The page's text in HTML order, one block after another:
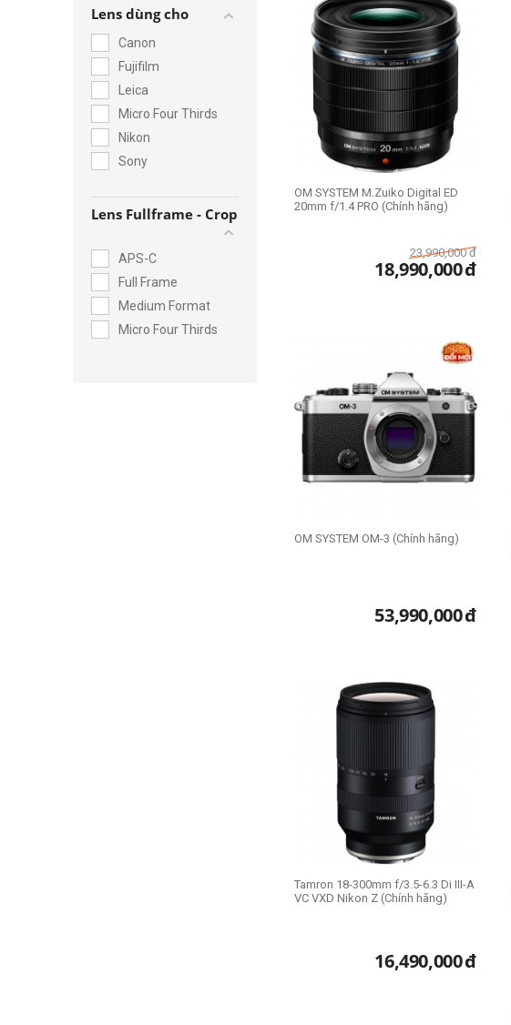
Size 82mm
Lens dùng cho
Canon
Fujifilm
Leica
Micro Four Thirds
Nikon
Sony
Lens Fullframe - Crop
APS-C
Full Frame
Medium Format
Micro Four Thirds
OM SYSTEM M.Zuiko Digital ED
20mm f/1.4 PRO (Chính hãng)
23,990,000 đ
18,990,000đ
OM SYSTEM OM-3 (Chính hãng)
53,990,000đ
Tamron 18-300mm f/3.5-6.3 Di III-A
VC VXD Nikon Z (Chính hãng)
16,490,000đ